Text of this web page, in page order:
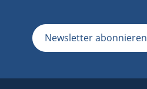
Newsletter abonnieren